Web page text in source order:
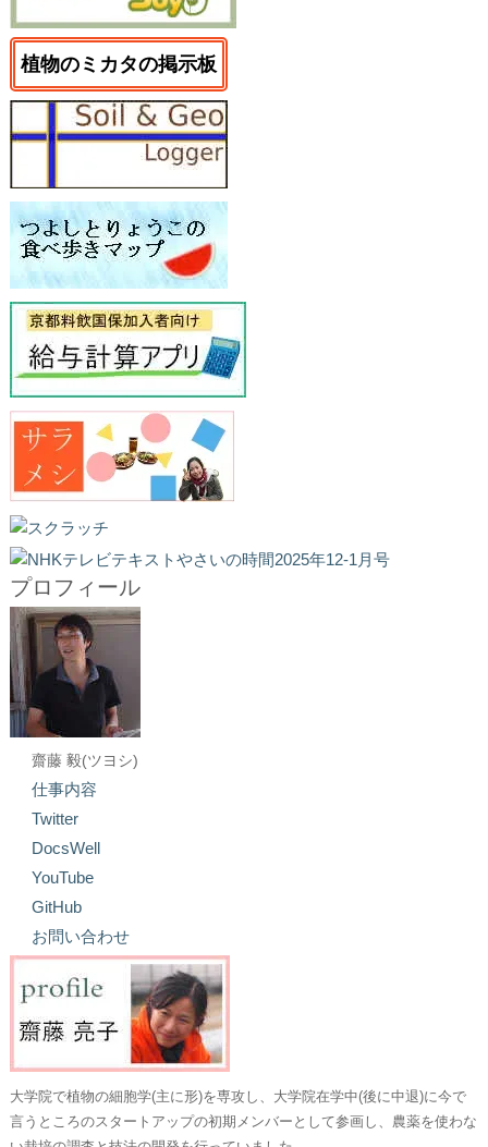
植物のミカタの掲示板
プロフィール
齋藤 毅(ツヨシ)
仕事内容
Twitter
DocsWell
YouTube
GitHub
お問い合わせ
大学院で植物の細胞学(主に形)を専攻し、大学院在学中(後に中退)に今で
言うところのスタートアップの初期メンバーとして参画し、農薬を使わな